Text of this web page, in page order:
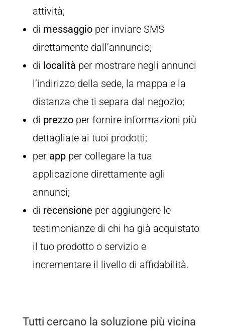
attività;
di messaggioper inviare SMS
direttamente dall’annuncio;
di località per mostrare negli annunci
l’indirizzo della sede, la mappa e la
distanza che ti separa dal negozio;
di prezzoper fornire informazioni più
dettagliate ai tuoi prodotti;
per appper collegare la tua
applicazione direttamente agli
annunci;
di recensione per aggiungere le
testimonianze di chi ha già acquistato
il tuo prodotto o servizio e
incrementare il livello di affidabilità.
Tutti cercano la soluzione più vicina